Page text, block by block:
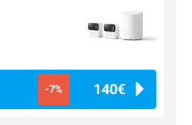
-7% 140€